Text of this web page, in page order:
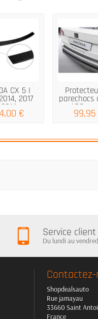
CX 5 I
2017
€
parechocs
ABS
Service client
Du lundi au
Shopdealsauto
Rue jamayau
33660 Saint
France